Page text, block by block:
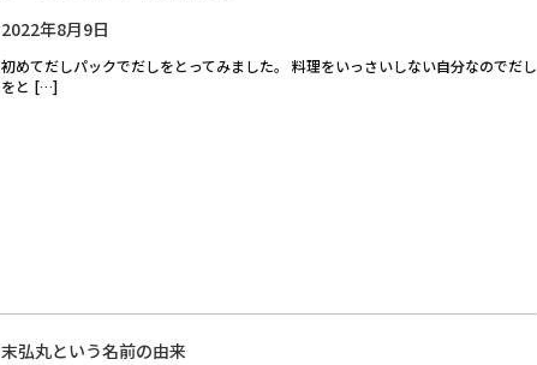
2022年8月9日
初めてだしパックでだしをとってみました。 料理をいっさいしない自分なのでだし
をと […]
末弘丸という名前の由来